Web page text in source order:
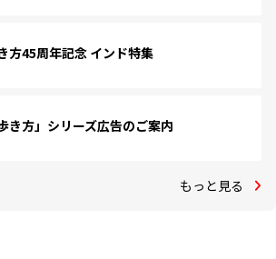
方45周年記念 インド特集
き方」シリーズ広告のご案内
もっと見る